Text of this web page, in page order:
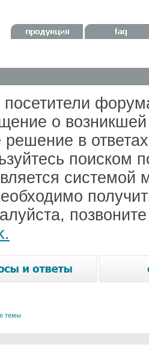
о
решение в
поиском
системой
темы